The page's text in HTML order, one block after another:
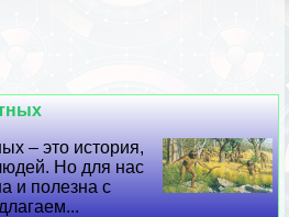
– это история,
Но для нас
и полезна с